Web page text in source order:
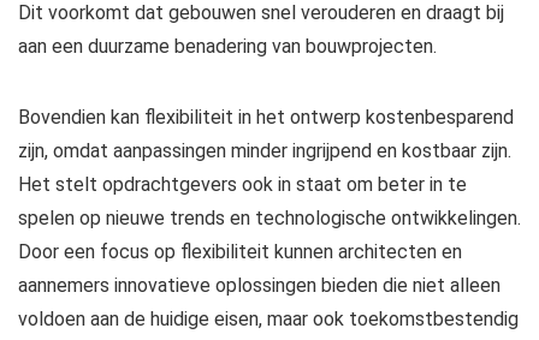
Dit voorkomt dat gebouwen snel verouderen en draagt bij
aan een duurzame benadering van bouwprojecten.
Bovendien kan flexibiliteit in het ontwerp kostenbesparend
zijn, omdat aanpassingen minder ingrijpend en kostbaar zijn.
Het stelt opdrachtgevers ook in staat om beter in te
spelen op nieuwe trends en technologische ontwikkelingen.
Door een focus op flexibiliteit kunnen architecten en
aannemers innovatieve oplossingen bieden die niet alleen
voldoen aan de huidige eisen, maar ook toekomstbestendig